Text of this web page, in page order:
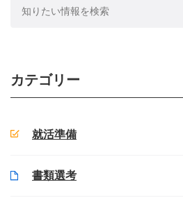
カテゴリー
就活準備
書類選考